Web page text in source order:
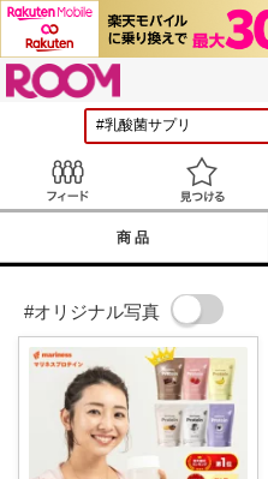
商品
#オリジナル写真